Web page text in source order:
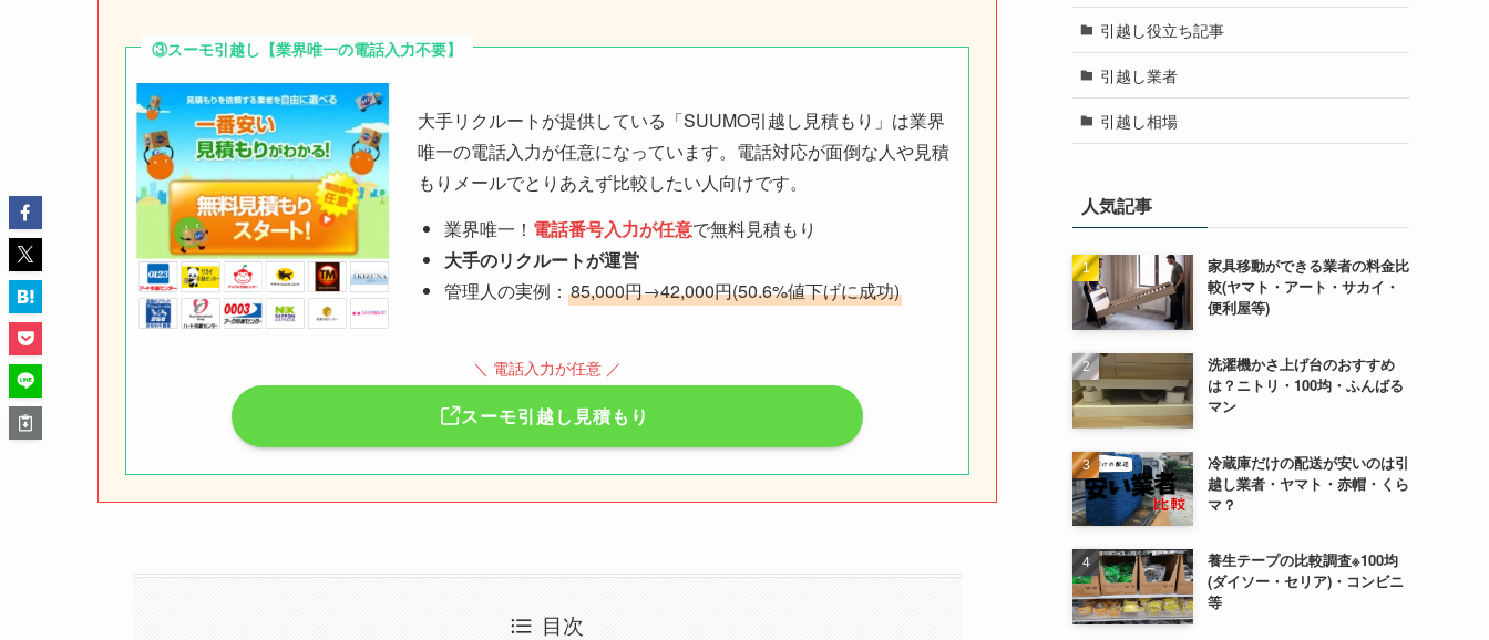
③スーモ引越し【業界唯一の電話入力不要】
大手リクルートが提供している「SUUMO引越し見積もり」は業界
唯一の電話入力が任意になっています。電話対応が面倒な人や見積
もりメールでとりあえず比較したい人向けです。
業界唯一！ 電話番号入力が任意で無料見積もり
大手のリクルートが運営
管理人の実例： 85,000円→42,000円(50.6%値下げに成功)
＼ 電話入力が任意 ／
スーモ引越し見積もり
目次
引越し役立ち記事
引越し業者
引越し相場
人気記事
家具移動ができる業者の料金比
較(ヤマト・アート・サカイ・
便利屋等)
洗濯機かさ上げ台のおすすめ
は？ニトリ・100均・ふんばる
マン
冷蔵庫だけの配送が安いのは引
越し業者・ヤマト・赤帽・くら
マ？
養生テープの比較調査※100均
(ダイソー・セリア)・コンビニ
等